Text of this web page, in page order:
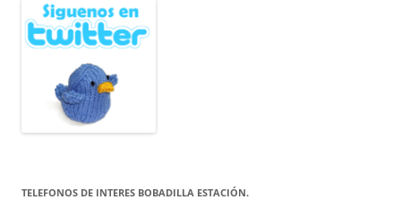
TELEFONOS DE INTERES BOBADILLA ESTACIÓN.